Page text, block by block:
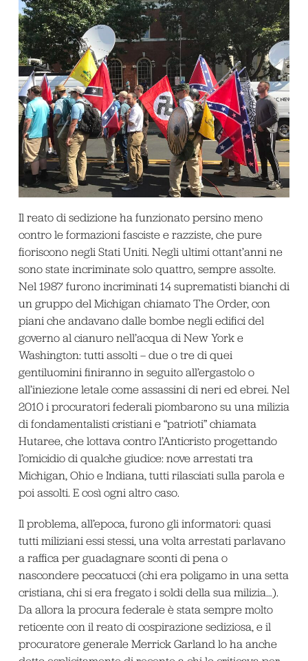
Il reato di sedizione ha funzionato persino meno
contro le formazioni fasciste e razziste, che pure
fioriscono negli Stati Uniti. Negli ultimi ottant’anni ne
sono state incriminate solo quattro, sempre assolte.
Nel 1987 furono incriminati 14 suprematisti bianchi di
un gruppo del Michigan chiamato The Order, con
piani che andavano dalle bombe negli edifici del
governo al cianuro nell’acqua di New York e
Washington: tutti assolti – due o tre di quei
gentiluomini finiranno in seguito all’ergastolo o
all’iniezione letale come assassini di neri ed ebrei. Nel
2010 i procuratori federali piombarono su una milizia
di fondamentalisti cristiani e “patrioti” chiamata
Hutaree, che lottava contro l’Anticristo progettando
l’omicidio di qualche giudice: nove arrestati tra
Michigan, Ohio e Indiana, tutti rilasciati sulla parola e
poi assolti. E così ogni altro caso.
Il problema, all’epoca, furono gli informatori: quasi
tutti miliziani essi stessi, una volta arrestati parlavano
a raffica per guadagnare sconti di pena o
nascondere peccatucci (chi era poligamo in una setta
cristiana, chi si era fregato i soldi della sua milizia…).
Da allora la procura federale è stata sempre molto
reticente con il reato di cospirazione sediziosa, e il
procuratore generale Merrick Garland lo ha anche